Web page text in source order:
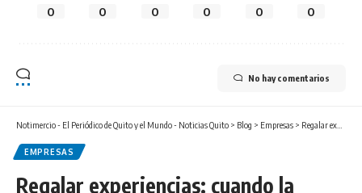
0 0 0 0 0 0
No hay comentarios
Notimercio - El Periódico de Quito y el Mundo - Noticias Quito > Blog > Empresas > Regalar experiencias: cuando la conexión se transforma en el regalo ideal
EMPRESAS
Regalar experiencias: cuando la